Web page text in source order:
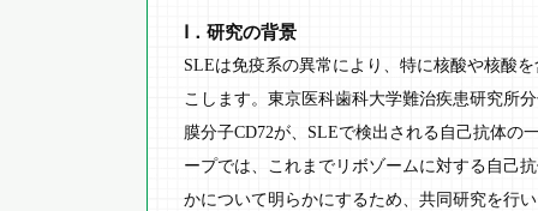
Ⅰ．研究の背景
SLEは免疫系の異常により、特に核酸や核酸
こします。東京医科歯科大学難治疾患研究所
膜分子CD72が、SLEで検出される自己抗体の
ープでは、これまでリボゾームに対する自己
かについて明らかにするため、共同研究を行